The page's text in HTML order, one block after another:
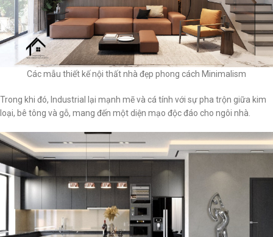
Các mẫu thiết kế nội thất nhà đẹp phong cách Minimalism
Trong khi đó, Industrial lại mạnh mẽ và cá tính với sự pha trộn giữa kim
loại, bê tông và gỗ, mang đến một diện mạo độc đáo cho ngôi nhà.